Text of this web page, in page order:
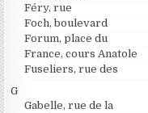
Féry, rue
Foch, boulevard
Forum, place du
France, cours Anatole
Fuseliers, rue des
G
Gabelle, rue de la